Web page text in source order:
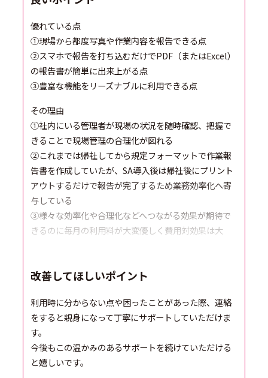
優れている点
①現場から都度写真や作業内容を報告できる点
②スマホで報告を打ち込むだけでPDF（またはExcel）
の報告書が簡単に出来上がる点
③豊富な機能をリーズナブルに利用できる点
その理由
①社内にいる管理者が現場の状況を随時確認、把握で
きることで現場管理の合理化が図れる
②これまでは帰社してから規定フォーマットで作業報
告書を作成していたが、SA導入後は帰社後にプリント
アウトするだけで報告が完了するため業務効率化へ寄
与している
③様々な効率化や合理化などへつながる効果が期待で
きるのに毎月の利用料が大変優しく費用対効果は大
改善してほしいポイント
利用時に分からない点や困ったことがあった際、連絡
をすると親身になって丁寧にサポートしていただけま
す。
今後もこの温かみのあるサポートを続けていただける
と嬉しいです。